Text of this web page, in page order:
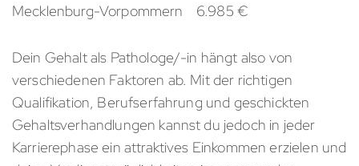
Mecklenburg-Vorpommern
6.985 €
Dein Gehalt als Pathologe/-in hängt also von
verschiedenen Faktoren ab. Mit der richtigen
Qualifikation, Berufserfahrung und geschickten
Gehaltsverhandlungen kannst du jedoch in jeder
Karrierephase ein attraktives Einkommen erzielen und